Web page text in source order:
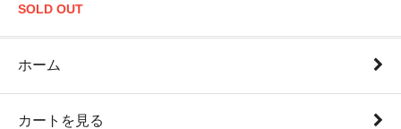
SOLD OUT
ホーム
カートを見る